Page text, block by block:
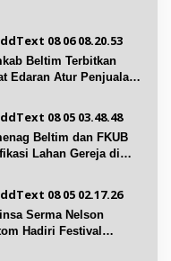
Beltim Terbitkan
Edaran Atur Penjualan
Beltim dan FKUB
Lahan Gereja di
Serma Nelson
Hadiri Festival